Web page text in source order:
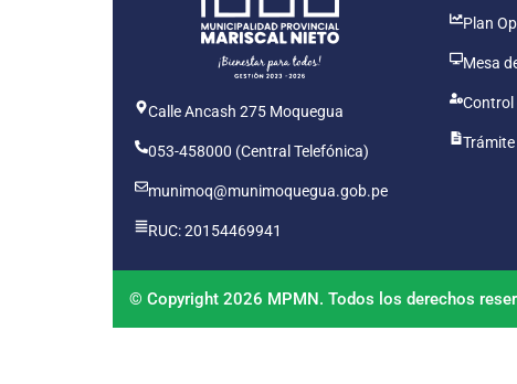
Calle Ancash 275 Moquegua
053-458000 (Central Telefónica)
munimoq@munimoquegua.gob.pe
RUC: 20154469941
Plan
Mesa
Control
© Copyright 2026 MPMN. Todos los derechos